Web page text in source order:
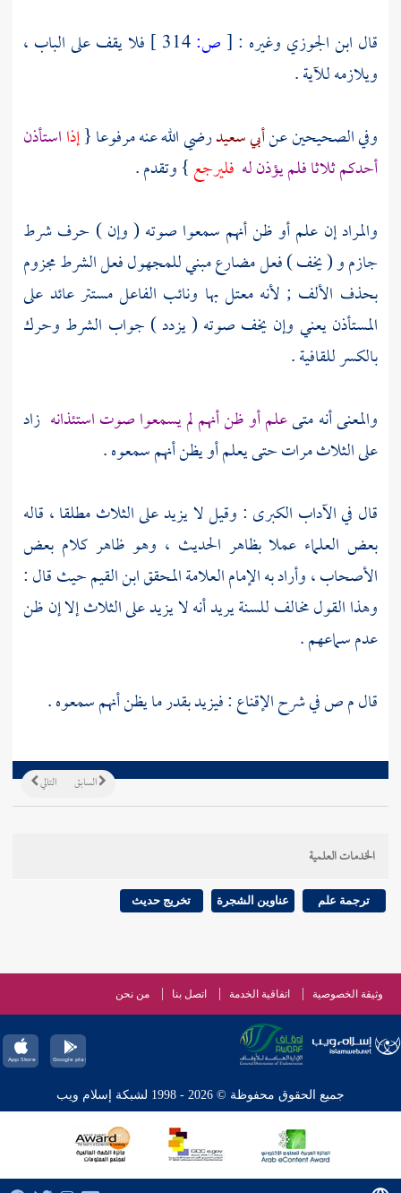
قال ابن الجوزي وغيره : [ص:
فلا يقف على الباب ،
ويلازمه للآية .
وفي الصحيحين عنأبي سعيدرضي الله عنه مرفوعا {إذااستأذن
أحدكم ثلاثا فلم يؤذن له فليرجع} وتقدم .
والمراد إن علم أو ظن أنهم سمعوا صوته ( وإن ) حرف شرط
جازم و ( يخف ) فعل مضارع مبني للمجهول فعل الشرط مجزوم
بحذف الألف ; لأنه معتل بها ونائب الفاعل مستتر عائد على
المستأذن يعني وإن يخف صوته ( يزدد ) جواب الشرط وحرك
بالكسر للقافية .
والمعنى أنه متىعلم أو ظن أنهم لم يسمعوا صوت استئذانه زاد
على الثلاث مرات حتى يعلم أو يظن أنهم سمعوه .
قال في الآداب الكبرى : وقيل لا يزيد على الثلاث مطلقا ، قاله
بعض العلماء عملا بظاهر الحديث ، وهو ظاهر كلام بعض
الأصحاب ، وأراد به الإمام العلامة المحققابن القيمحيث قال :
وهذا القول مخالف للسنة يريد أنه لا يزيد على الثلاث إلا إن ظن
عدم سماعهم .
قالم ص في شرح الإقناع: فيزيد بقدر ما يظن أنهم سمعوه .
التالي السابق
الخدمات العلمية
ترجمة علم عناوين الشجرة تخريج حديث
وثيقة الخصوصية اتفاقية الخدمة اتصل بنا من نحن
جميع الحقوق محفوظة © 2026 - 1998 لشبكة إسلام ويب